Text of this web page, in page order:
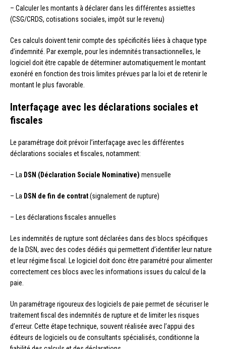
– Calculer les montants à déclarer dans les différentes assiettes
(CSG/CRDS, cotisations sociales, impôt sur le revenu)
Ces calculs doivent tenir compte des spécificités liées à chaque type
d’indemnité. Par exemple, pour les indemnités transactionnelles, le
logiciel doit être capable de déterminer automatiquement le montant
exonéré en fonction des trois limites prévues par la loi et de retenir le
montant le plus favorable.
Interfaçage avec les déclarations sociales et
fiscales
Le paramétrage doit prévoir l’interfaçage avec les différentes
déclarations sociales et fiscales, notamment:
– La DSN (Déclaration Sociale Nominative) mensuelle
– La DSN de fin de contrat(signalement de rupture)
– Les déclarations fiscales annuelles
Les indemnités de rupture sont déclarées dans des blocs spécifiques
de la DSN, avec des codes dédiés qui permettent d’identifier leur nature
et leur régime fiscal. Le logiciel doit donc être paramétré pour alimenter
correctement ces blocs avec les informations issues du calcul de la
paie.
Un paramétrage rigoureux des logiciels de paie permet de sécuriser le
traitement fiscal des indemnités de rupture et de limiter les risques
d’erreur. Cette étape technique, souvent réalisée avec l’appui des
éditeurs de logiciels ou de consultants spécialisés, conditionne la